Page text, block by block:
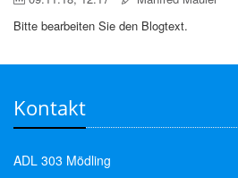
Bitte bearbeiten Sie den Blogtext.
Kontakt
ADL 303 Mödling